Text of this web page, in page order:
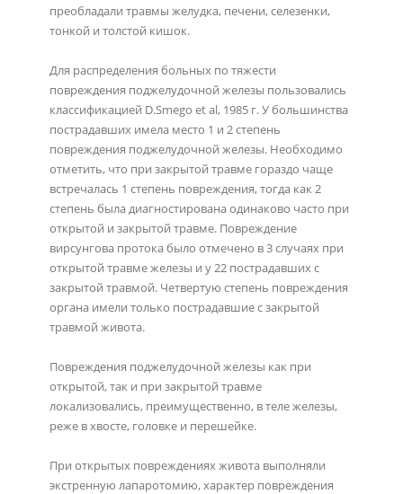
преобладали травмы желудка, печени, селезенки,
тонкой и толстой кишок.
Для распределения больных по тяжести
повреждения поджелудочной железы пользовались
классификацией D.Smego et al, 1985 г. У большинства
пострадавших имела место 1 и 2 степень
повреждения поджелудочной железы. Необходимо
отметить, что при закрытой травме гораздо чаще
встречалась 1 степень повреждения, тогда как 2
степень была диагностирована одинаково часто при
открытой и закрытой травме. Повреждение
вирсунгова протока было отмечено в 3 случаях при
открытой травме железы и у 22 пострадавших с
закрытой травмой. Четвертую степень повреждения
органа имели только пострадавшие с закрытой
травмой живота.
Повреждения поджелудочной железы как при
открытой, так и при закрытой травме
локализовались, преимущественно, в теле железы,
реже в хвосте, головке и перешейке.
При открытых повреждениях живота выполняли
экстренную лапаротомию, характер повреждения